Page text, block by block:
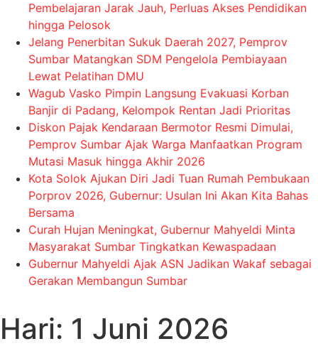
Pembelajaran Jarak Jauh, Perluas Akses Pendidikan
hingga Pelosok
Jelang Penerbitan Sukuk Daerah 2027, Pemprov
Sumbar Matangkan SDM Pengelola Pembiayaan
Lewat Pelatihan DMU
Wagub Vasko Pimpin Langsung Evakuasi Korban
Banjir di Padang, Kelompok Rentan Jadi Prioritas
Diskon Pajak Kendaraan Bermotor Resmi Dimulai,
Pemprov Sumbar Ajak Warga Manfaatkan Program
Mutasi Masuk hingga Akhir 2026
Kota Solok Ajukan Diri Jadi Tuan Rumah Pembukaan
Porprov 2026, Gubernur: Usulan Ini Akan Kita Bahas
Bersama
Curah Hujan Meningkat, Gubernur Mahyeldi Minta
Masyarakat Sumbar Tingkatkan Kewaspadaan
Gubernur Mahyeldi Ajak ASN Jadikan Wakaf sebagai
Gerakan Membangun Sumbar
Hari: 1 Juni 2026